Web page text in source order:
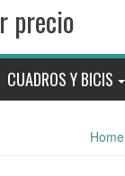
precio
CUADROS Y BICIS
Home